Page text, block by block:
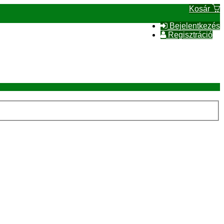
Kosár
Bejelentkezés
Regisztráció